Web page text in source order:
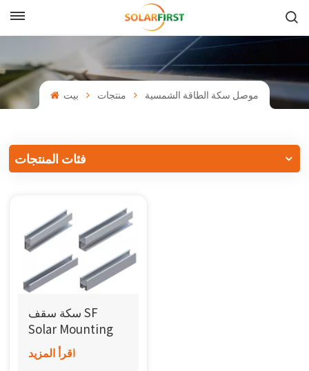
English
Français
中文
Español
Português
日本語
한국어
بالعربية
بيت منتجات موصل سكة الطاقة الشمسية
فئات المنتجات
سكة سقف SF
Solar Mounting
اقرأ المزيد